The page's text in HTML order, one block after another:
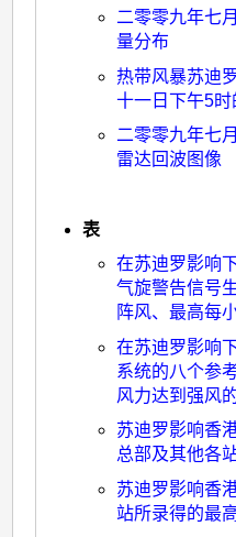
二零零九年七
量分布
热带风暴苏迪
十一日下午5
二零零九年七
雷达回波图像
表
在苏迪罗影响
气旋警告信号
阵风、最高每
在苏迪罗影响
系统的八个参
风力达到强风
苏迪罗影响香
总部及其他各
苏迪罗影响香
站所录得的最